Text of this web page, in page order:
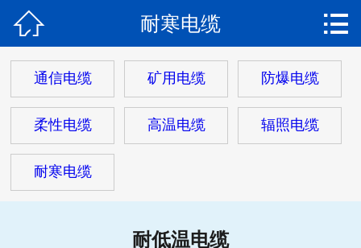
关于我们
产品中心
热门电缆
 耐寒电缆 
通信电缆 矿用电缆 防爆电缆
柔性电缆 高温电缆 辐照电缆
耐寒电缆
耐低温电缆